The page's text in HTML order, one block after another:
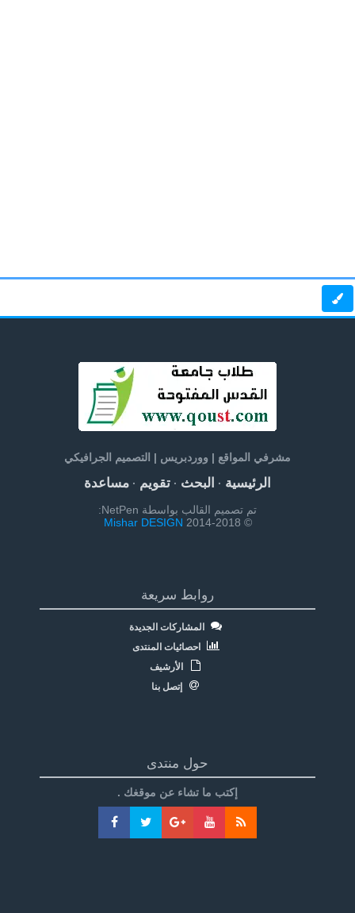
مشرفي المواقع | ووردبريس | التصميم الجرافيكي
الرئيسية· البحث· تقويم· مساعدة
تم تصميم القالب بواسطة NetPen:
© 2014-2018
Mishar DESIGN
روابط سريعة
المشاركات الجديدة
احصائيات المنتدى
الأرشيف
إتصل بنا
حول منتدى
إكتب ما تشاء عن موقغك .